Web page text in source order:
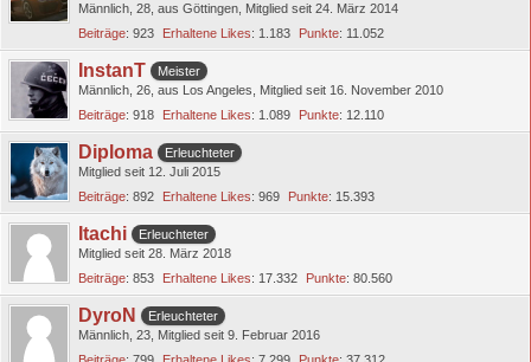
Männlich 28 aus Göttingen Mitglied seit 24. März 2014
Beiträge 923 Erhaltene Likes 1.183 Punkte 11.052
InstanT
Meister
Männlich 26 aus Los Angeles
Mitglied seit 16. November 2010
Beiträge 918 Erhaltene Likes 1.089 Punkte 12.110
Diploma
Erleuchteter
Mitglied seit 12. Juli 2015
Beiträge 892 Erhaltene Likes 969 Punkte 15.393
Itachi
Erleuchteter
Mitglied seit 28. März 2018
Beiträge 853 Erhaltene Likes 17.332 Punkte 80.560
DyroN
Erleuchteter
Männlich 23 Mitglied seit 9. Februar 2016